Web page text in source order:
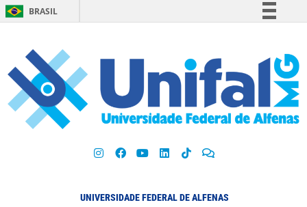
BRASIL
Participe
Acesso à informação
Legislação
UNIVERSIDADE FEDERAL DE ALFENAS